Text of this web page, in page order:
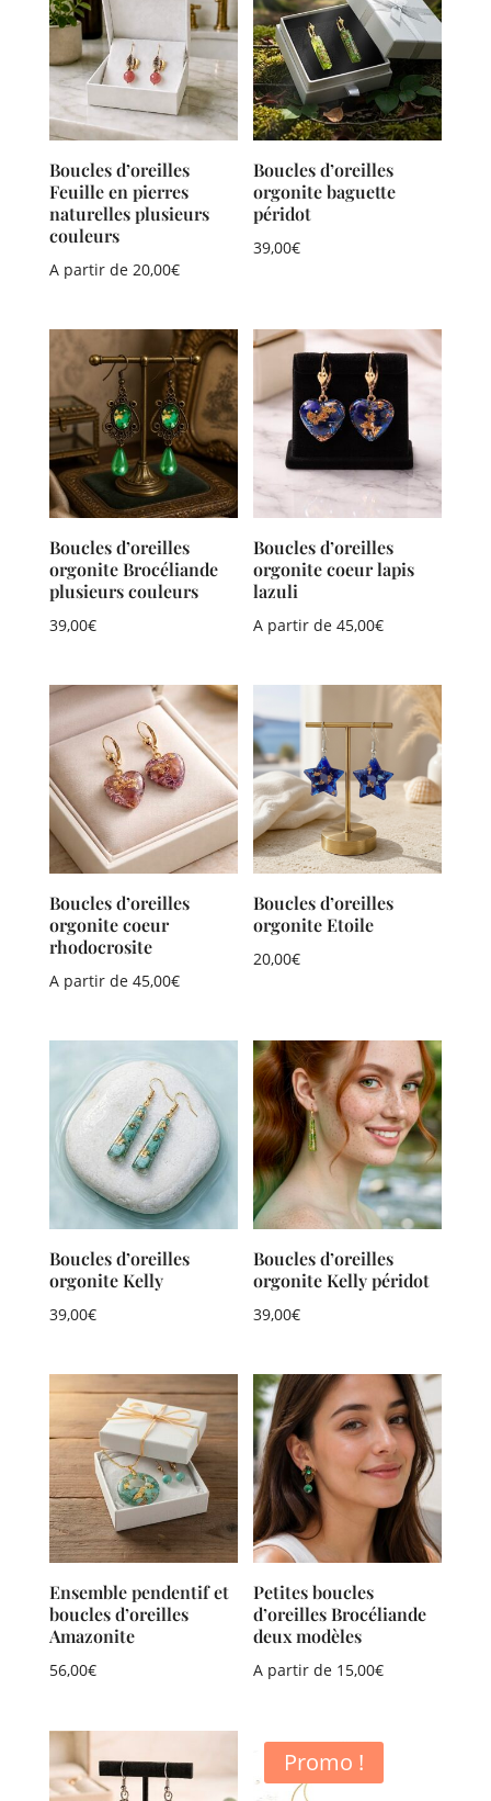
Boucles d’oreilles
Feuille en pierres
naturelles plusieurs
couleurs
A partir de 20,00€
Boucles d’oreilles
orgonite baguette
péridot
39,00€
Boucles d’oreilles
orgonite Brocéliande
plusieurs couleurs
39,00€
Boucles d’oreilles
orgonite coeur lapis
lazuli
A partir de45,00€
Boucles d’oreilles
orgonite coeur
rhodocrosite
A partir de 45,00€
Boucles d’oreilles
orgonite Etoile
20,00€
Boucles d’oreilles
orgonite Kelly
39,00€
Boucles d’oreilles
orgonite Kelly péridot
39,00€
Ensemble pendentif et
boucles d’oreilles
Amazonite
56,00€
Petites boucles
d’oreilles Brocéliande
deux modèles
A partir de 15,00€
Promo !